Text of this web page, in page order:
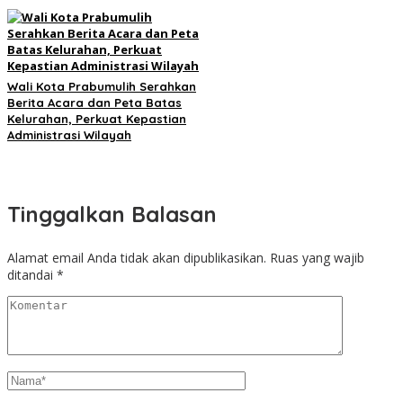
Wali Kota Prabumulih Serahkan
Berita Acara dan Peta Batas
Kelurahan, Perkuat Kepastian
Administrasi Wilayah
Tinggalkan Balasan
Alamat email Anda tidak akan dipublikasikan. Ruas yang wajib
ditandai *